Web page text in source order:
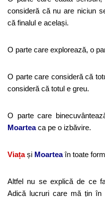
consideră că nu are niciun
că finalul e același.
O parte care explorează, o
O parte care consideră că
consideră că totul e greu.
O parte care
Moartea ca pe o izbăvire.
Viața și Moarteaîn toate
Altfel nu se explică de ce
Adică lucruri care mă țin în